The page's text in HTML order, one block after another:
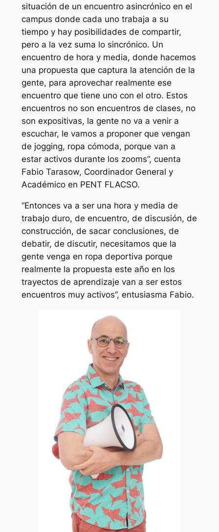
situación de un encuentro asincrónico en el
campus donde cada uno trabaja a su
tiempo y hay posibilidades de compartir,
pero a la vez suma lo sincrónico. Un
encuentro de hora y media, donde hacemos
una propuesta que captura la atención de la
gente, para aprovechar realmente ese
encuentro que tiene uno con el otro. Estos
encuentros no son encuentros de clases, no
son expositivas, la gente no va a venir a
escuchar, le vamos a proponer que vengan
de jogging, ropa cómoda, porque van a
estar activos durante los zooms”, cuenta
Fabio Tarasow, Coordinador General y
Académico en PENT FLACSO.
“Entonces va a ser una hora y media de
trabajo duro, de encuentro, de discusión, de
construcción, de sacar conclusiones, de
debatir, de discutir, necesitamos que la
gente venga en ropa deportiva porque
realmente la propuesta este año en los
trayectos de aprendizaje van a ser estos
encuentros muy activos”, entusiasma Fabio.